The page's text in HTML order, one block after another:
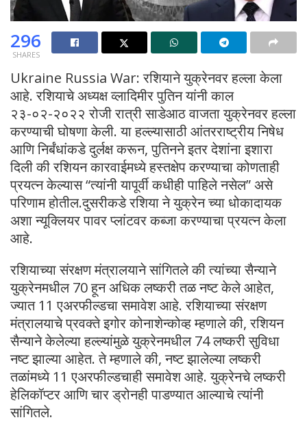
296
SHARES
Ukraine Russia War: रशियाने युक्रेनवर हल्ला केला
आहे. रशियाचे अध्यक्ष व्लादिमीर पुतिन यांनी काल
२३-०२-२०२२ रोजी रात्री साडेआठ वाजता युक्रेनवर हल्ला
करण्याची घोषणा केली. या हल्ल्यासाठी आंतरराष्ट्रीय निषेध
आणि निर्बंधांकडे दुर्लक्ष करून, पुतिनने इतर देशांना इशारा
दिली की रशियन कारवाईमध्ये हस्तक्षेप करण्याचा कोणताही
प्रयत्न केल्यास “त्यांनी यापूर्वी कधीही पाहिले नसेल” असे
परिणाम होतील.दुसरीकडे रशिया ने युक्रेन च्या धोकादायक
अशा न्यूक्लियर पावर प्लांटवर कब्जा करण्याचा प्रयत्न केला
आहे.
रशियाच्या संरक्षण मंत्रालयाने सांगितले की त्यांच्या सैन्याने
युक्रेनमधील 70 हून अधिक लष्करी तळ नष्ट केले आहेत,
ज्यात 11 एअरफील्डचा समावेश आहे. रशियाच्या संरक्षण
मंत्रालयाचे प्रवक्ते इगोर कोनाशेन्कोव्ह म्हणाले की, रशियन
सैन्याने केलेल्या हल्ल्यांमुळे युक्रेनमधील 74 लष्करी सुविधा
नष्ट झाल्या आहेत. ते म्हणाले की, नष्ट झालेल्या लष्करी
तळांमध्ये 11 एअरफील्डचाही समावेश आहे. युक्रेनचे लष्करी
हेलिकॉप्टर आणि चार ड्रोनही पाडण्यात आल्याचे त्यांनी
सांगितले.